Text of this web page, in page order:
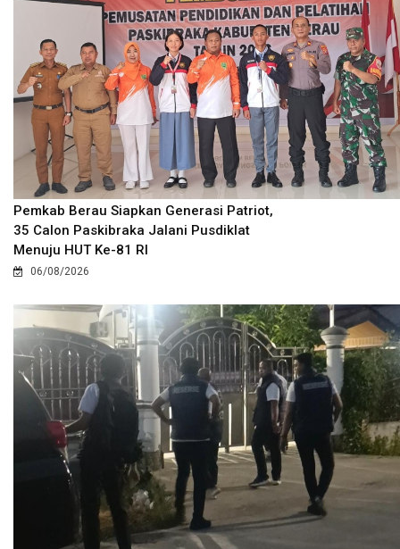
Pemkab Berau Siapkan Generasi Patriot,
35 Calon Paskibraka Jalani Pusdiklat
Menuju HUT Ke-81 RI
06/08/2026